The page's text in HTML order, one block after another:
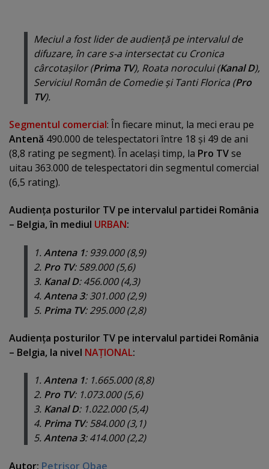
Meciul a fost lider de audienţă pe intervalul de
difuzare, în care s-a intersectat cu Cronica
cârcotaşilor(Prima TV), Roata norocului(Kanal D),
Serviciul Român de Comedieşi Tanti Florica (Pro
TV).
Segmentul comercial: În fiecare minut, la meci erau pe
Antenă 490.000 de telespectatori între 18 şi 49 de ani
(8,8 rating pe segment). În acelaşi timp, la Pro TVse
uitau 363.000 de telespectatori din segmentul comercial
(6,5 rating).
Audienţa posturilor TV pe intervalul partidei România
– Belgia, în mediul URBAN:
1. Antena 1: 939.000 (8,9)
2. Pro TV: 589.000 (5,6)
3. Kanal D: 456.000 (4,3)
4. Antena 3: 301.000 (2,9)
5. Prima TV: 295.000 (2,8)
Audienţa posturilor TV pe intervalul partidei România
– Belgia, la nivel NAŢIONAL:
1. Antena 1: 1.665.000 (8,8)
2. Pro TV: 1.073.000 (5,6)
3. Kanal D: 1.022.000 (5,4)
4. Prima TV: 584.000 (3,1)
5. Antena 3: 414.000 (2,2)
Autor: Petrişor Obae